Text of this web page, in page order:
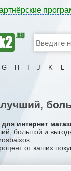
G H J K L
интернет
большой и
от ваших